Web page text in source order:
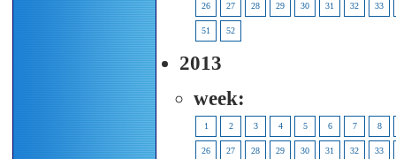
26 27 28 29 30 31 32 33
51 52
2013
week:
1 2 3 4 5 6 7 8
26 27 28 29 30 31 32 33